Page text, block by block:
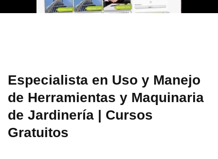
Especialista en Uso y Manejo
de Herramientas y Maquinaria
de Jardinería | Cursos
Gratuitos